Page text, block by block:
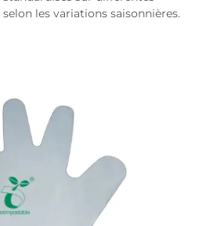
les variations saisonnières.